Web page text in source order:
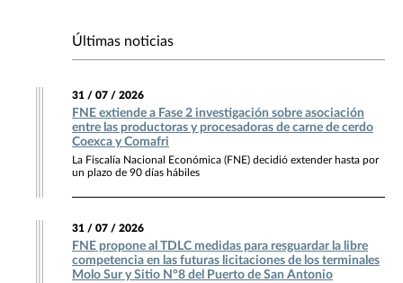
Últimas noticias
31 / 07 / 2026
FNE extiende a Fase 2 investigación sobre asociación
entre las productoras y procesadoras de carne de cerdo
Coexca y Comafri
La Fiscalía Nacional Económica (FNE) decidió extender hasta por
un plazo de 90 días hábiles
31 / 07 / 2026
FNE propone al TDLC medidas para resguardar la libre
competencia en las futuras licitaciones de los terminales
Molo Sur y Sitio N°8 del Puerto de San Antonio